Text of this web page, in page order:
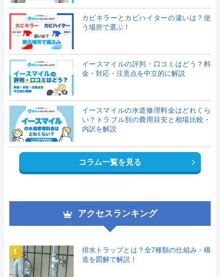
カビキラーとカビハイターの違いは？使
う場所で選ぶ！
イースマイルの評判・口コミはどう？料
金・対応・注意点を中立的に解説
イースマイルの水道修理料金はどれくら
い？トラブル別の費用目安と相場比較・
内訳を解説
コラム一覧を見る
アクセスランキング
1
排水トラップとは？全7種類の仕組み・構
造を図解で解説！